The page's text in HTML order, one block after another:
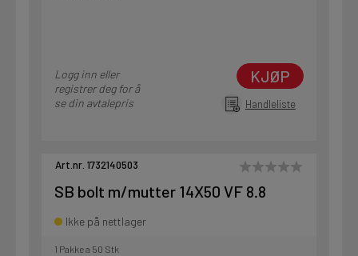
Logg inn eller
registrer deg for å
se din avtalepris
KJØP
Handleliste
Art.nr. 1732140503
SB bolt m/mutter 14X50 VF 8.8
Ikke på nettlager
1 Pakke a 50 Stk